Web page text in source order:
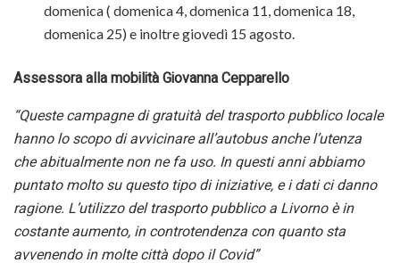
domenica ( domenica 4, domenica 11, domenica 18,
domenica 25) e inoltre giovedì 15 agosto.
Assessora alla mobilità Giovanna Cepparello
“Queste campagne di gratuità del trasporto pubblico locale
hanno lo scopo di avvicinare all’autobus anche l’utenza
che abitualmente non ne fa uso. In questi anni abbiamo
puntato molto su questo tipo di iniziative, e i dati ci danno
ragione. L’utilizzo del trasporto pubblico a Livorno è in
costante aumento, in controtendenza con quanto sta
avvenendo in molte città dopo il Covid”